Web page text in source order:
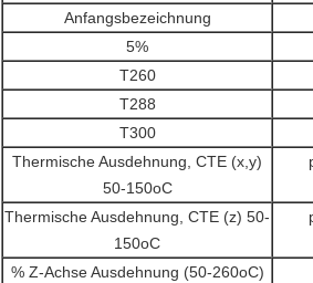
Anfangsbezeichnung
5%
T260
T288
T300
Thermische Ausdehnung, CTE (x,y)
50-150oC
Thermische Ausdehnung, CTE (z) 50-
150oC
% Z-Achse Ausdehnung (50-260oC)